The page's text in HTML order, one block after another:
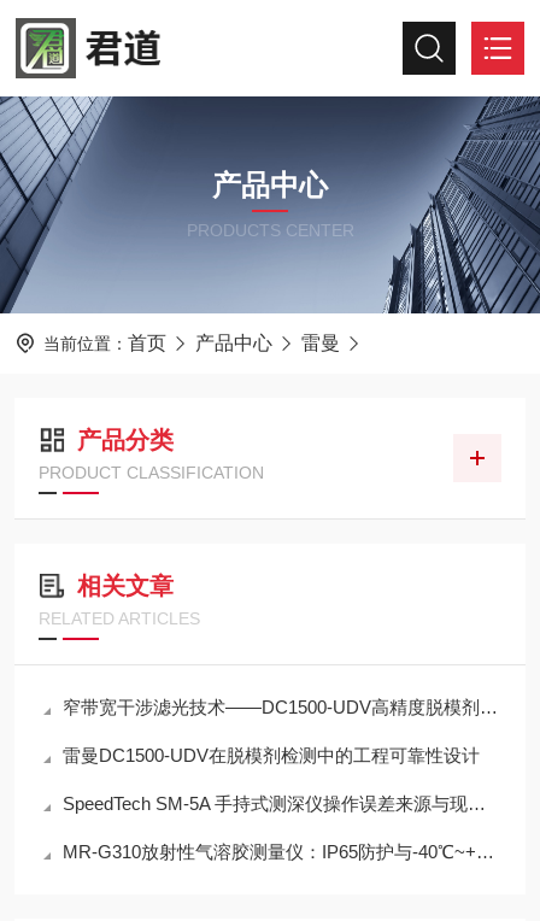
产品中心
PRODUCTS CENTER
当前位置： 首页 产品中心 雷曼
产品分类
PRODUCT CLASSIFICATION
相关文章
RELATED ARTICLES
窄带宽干涉滤光技术——DC1500-UDV高精度脱模剂浓度检测的光学核心
雷曼DC1500-UDV在脱模剂检测中的工程可靠性设计
SpeedTech SM-5A 手持式测深仪操作误差来源与现场应用技术规范
MR-G310放射性气溶胶测量仪：IP65防护与-40℃~+50℃宽温工作能力